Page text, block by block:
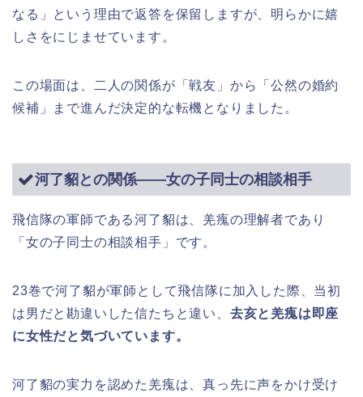
なる」という理由で返答を保留しますが、明らかに嬉
しさをにじませています。
この場面は、二人の関係が「戦友」から「公然の婚約
候補」まで進んだ決定的な転機となりました。
河了貂との関係――女の子同士の相談相手
飛信隊の軍師である河了貂は、羌瘣の理解者であり
「女の子同士の相談相手」です。
23巻で河了貂が軍師として飛信隊に加入した際、当初
は男だと勘違いした信たちと違い、 去亥と羌瘣は即座
に女性だと気づいています。
河了貂の実力を認めた羌瘣は、真っ先に声をかけ受け